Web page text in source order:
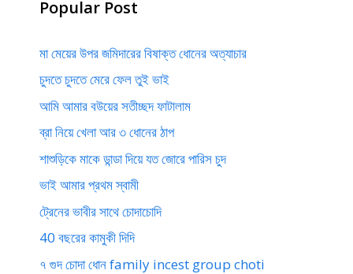
Popular Post
মা মেয়ের উপর জমিদারের বিষাক্ত ধোনের অত্যাচার
চুদতে চুদতে মেরে ফেল তুই ভাই
আমি আমার বউয়ের সতীচ্ছদ ফাটালাম
ব্রা নিয়ে খেলা আর ৩ ধোনের ঠাপ
শাশুড়িকে মাকে ডান্ডা দিয়ে যত জোরে পারিস চুদ
ভাই আমার প্রথম স্বামী
ট্রেনের ভাবীর সাথে চোদাচোদি
40 বছরের কামুকী দিদি
৭ গুদ চোদা ধোন family incest group choti